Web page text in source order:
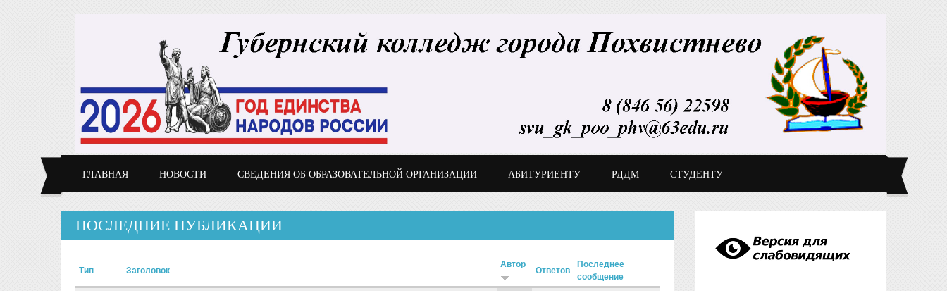
ГЛАВНАЯ НОВОСТИ СВЕДЕНИЯ ОБ ОБРАЗОВАТЕЛЬНОЙ ОРГАНИЗАЦИИ АБИТУРИЕНТУ РДДМ СТУДЕНТУ
ПОСЛЕДНИЕ ПУБЛИКАЦИИ
Тип Заголовок Автор Ответов Последнее
сообщение